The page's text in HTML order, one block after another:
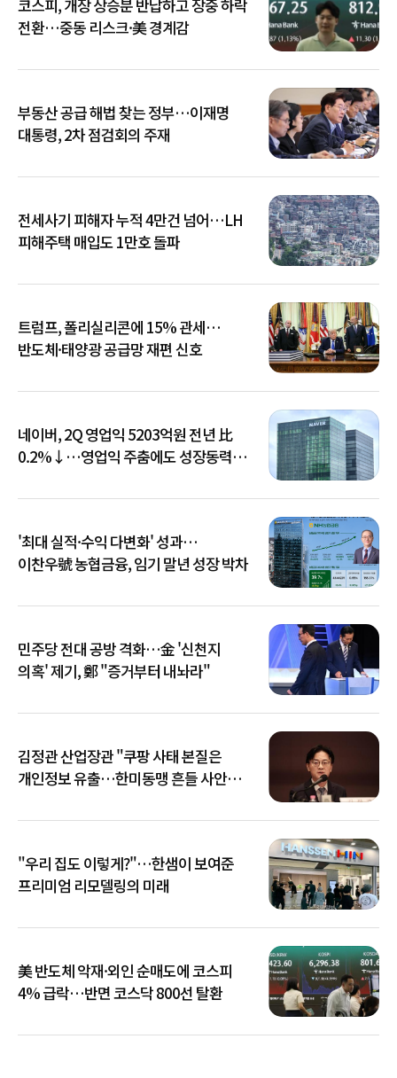
코스피, 개장 상승분 반납하고 장중 하락
전환…중동 리스크·美 경계감
부동산 공급 해법 찾는 정부…이재명
대통령, 2차 점검회의 주재
전세사기 피해자 누적 4만건 넘어…LH
피해주택 매입도 1만호 돌파
트럼프, 폴리실리콘에 15% 관세…
반도체·태양광 공급망 재편 신호
네이버, 2Q 영업익 5203억원 전년 比
0.2%↓…영업익 주춤에도 성장동력
'최대 실적·수익 다변화' 성과…
이찬우號 농협금융, 임기 말년 성장 박차
민주당 전대 공방 격화…金 '신천지
의혹' 제기, 鄭 "증거부터 내놔라"
김정관 산업장관 "쿠팡 사태 본질은
개인정보 유출…한미동맹 흔들 사안
"우리 집도 이렇게?"…한샘이 보여준
프리미엄 리모델링의 미래
美 반도체 악재·외인 순매도에 코스피
4% 급락…반면 코스닥 800선 탈환